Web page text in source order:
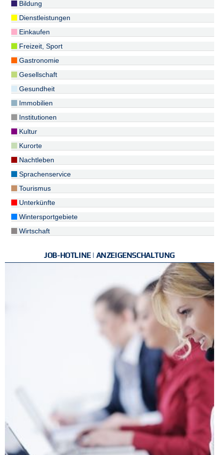
Bildung
Dienstleistungen
Einkaufen
Freizeit, Sport
Gastronomie
Gesellschaft
Gesundheit
Immobilien
Institutionen
Kultur
Kurorte
Nachtleben
Sprachenservice
Tourismus
Unterkünfte
Wintersportgebiete
Wirtschaft
JOB-HOTLINE | ANZEIGENSCHALTUNG